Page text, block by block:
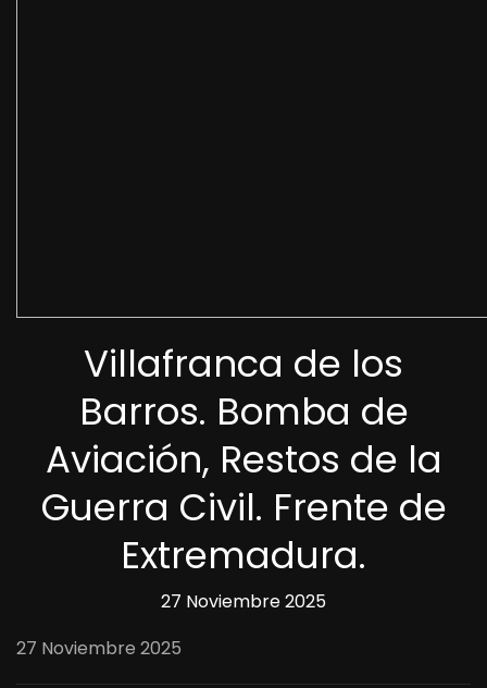
Villafranca de los
Barros. Bomba de
Aviación, Restos de la
Guerra Civil. Frente de
Extremadura.
27 Noviembre 2025
27 Noviembre 2025